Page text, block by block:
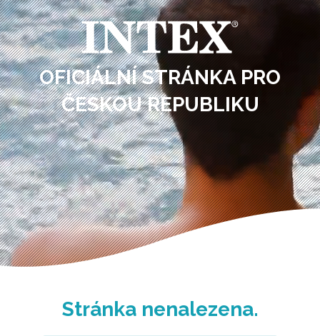
OFICIÁLNÍ STRÁNKA PRO
ČESKOU REPUBLIKU
Stránka nenalezena.